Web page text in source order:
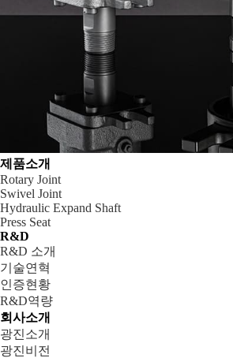
제품소개
Rotary Joint
Swivel Joint
Hydraulic Expand Shaft
Press Seat
R&D
R&D 소개
기술연혁
인증현황
R&D역량
회사소개
광진소개
광진비전